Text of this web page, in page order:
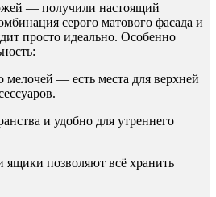
— получили настоящий
серого матового фасада и
просто идеально. Особенно
— есть места для верхней
и удобно для утреннего
позволяют всё хранить